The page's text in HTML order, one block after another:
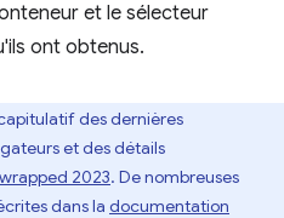
et le sélecteur
ont obtenus.
des dernières
et des détails
2023. De nombreuses
dans la documentation